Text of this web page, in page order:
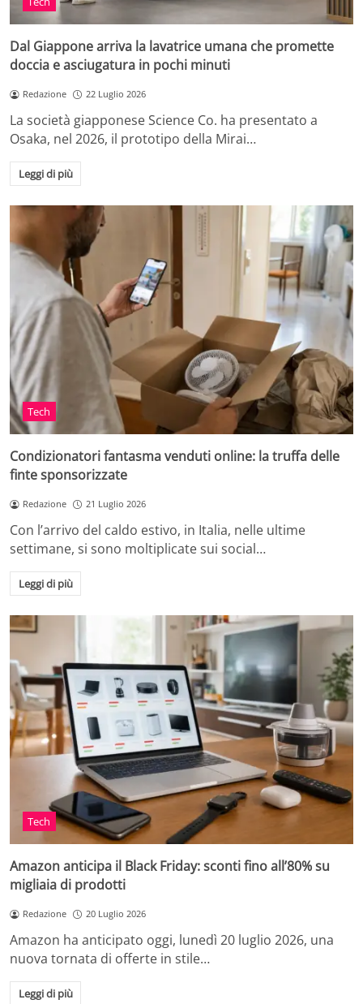
Dal Giappone arriva la lavatrice umana che promette
doccia e asciugatura in pochi minuti
Redazione 22 Luglio 2026
La società giapponese Science Co. ha presentato a
Osaka, nel 2026, il prototipo della Mirai…
Leggi di più
Tech
Condizionatori fantasma venduti online: la truffa delle
finte sponsorizzate
Redazione 21 Luglio 2026
Con l’arrivo del caldo estivo, in Italia, nelle ultime
settimane, si sono moltiplicate sui social…
Leggi di più
Tech
Amazon anticipa il Black Friday: sconti fino all’80% su
migliaia di prodotti
Redazione 20 Luglio 2026
Amazon ha anticipato oggi, lunedì 20 luglio 2026, una
nuova tornata di offerte in stile…
Leggi di più